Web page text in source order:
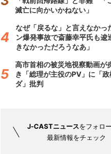
滅亡に向かいかねない」
なぜ「戻るな」と言えなか
ン爆発事故で斎藤幸平氏も逡
きなかっただろうなあ」
高市首相の被災地視察動画
き「総理が主役のPV」に「
ダ」批判
J-CASTニュースをフォロ
最新情報をチェック